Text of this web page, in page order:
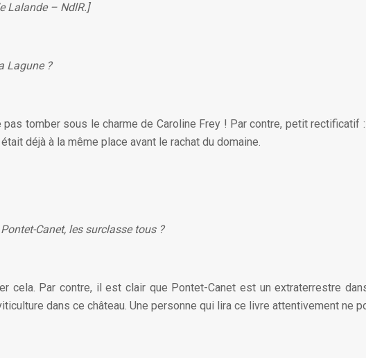
Lalande – NdlR.]
Lagune ?
tomber sous le charme de Caroline Frey ! Par contre, petit rectificatif
déjà à la même place avant le rachat du domaine.
Canet, les surclasse tous ?
cela. Par contre, il est clair que Pontet-Canet est un extraterrestre
dans ce château. Une personne qui lira ce livre attentivement ne